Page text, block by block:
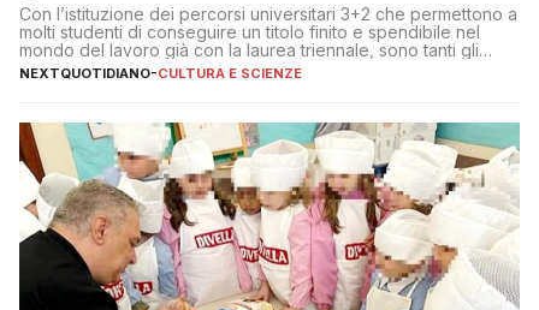
Con l’istituzione dei percorsi universitari 3+2 che permettono a
molti studenti di conseguire un titolo finito e spendibile nel
mondo del lavoro già con la laurea triennale, sono tanti gli
interrogativi che si pongono gli studenti una volta raggiunto
l’obiettivo di primo livello
NEXTQUOTIDIANO-CULTURA E SCIENZE